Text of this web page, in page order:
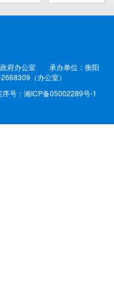
府办公室
承办单位：衡阳
（办公室）
序号：湘ICP备05002289号-1